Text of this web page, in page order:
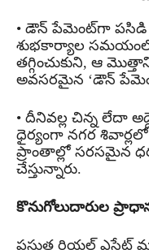
• డౌన్ పేమెంట్‌గా పసిడి
శుభకార్యాల సమయంలో
తగ్గించుకుని, ఆ
అవసరమైన ‘డౌన్
• దీనివల్ల చిన్న లేదా
ధైర్యంగా నగర శివార్లలో
ప్రాంతాల్లో సరసమైన
చేస్తున్నారు.
కొనుగోలుదారుల
ప్రస్తుత రియల్